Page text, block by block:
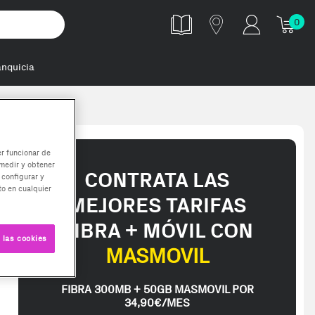
0
CONTRATA LAS
MEJORES TARIFAS
FIBRA + MÓVIL CON
MASMOVIL
FIBRA 300MB + 50GB MASMOVIL POR
34,90€/MES
funcionar de
y obtener
y
en cualquier
cookies